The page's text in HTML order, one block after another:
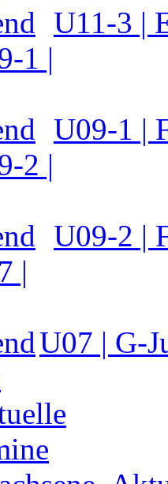
U11-3 |
U09-1 |
U09-2 |
U07 | G-